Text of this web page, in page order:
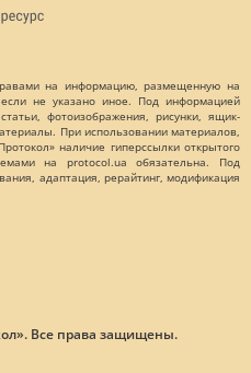
на информацию, размещенную на
не указано иное. Под информацией
фотоизображения, рисунки, ящик-
При использовании материалов,
наличие гиперссылки открытого
на protocol.ua обязательна. Под
адаптация, рерайтинг, модификация
Все права защищены.